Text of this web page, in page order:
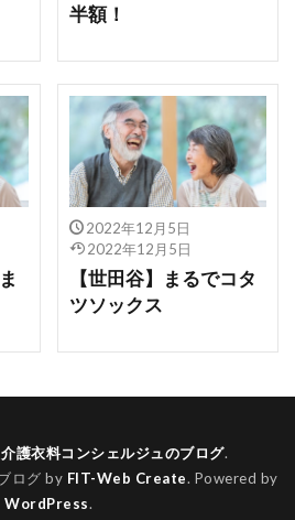
半額！
2022年12月5日
2022年12月5日
【世田谷】まるでコタ
ツソックス
介護衣料コンシェルジュのブログ.
ログ by FIT-Web Create. Powered by
WordPress.